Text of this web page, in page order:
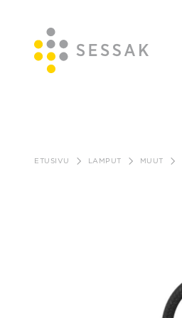
sisältöönETUSIVU LAMPUT MUUT